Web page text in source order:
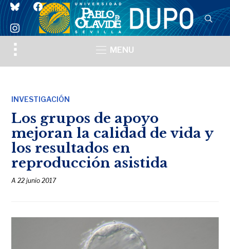
blueskyfacebook
instagram
Toggle
sidebar
MENU
INVESTIGACIÓN
Los grupos de apoyo
mejoran la calidad de vida y
los resultados en
reproducción asistida
A22 junio 2017